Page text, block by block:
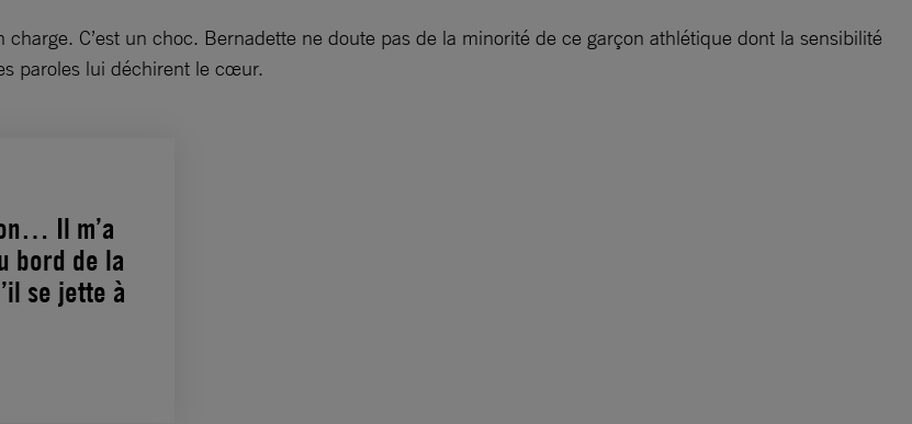
C’est un choc. Bernadette ne doute pas de la minorité de ce garçon athlétique dont la sensibilité
paroles lui déchirent le cœur.
Il m’a
bord de la
se jette à